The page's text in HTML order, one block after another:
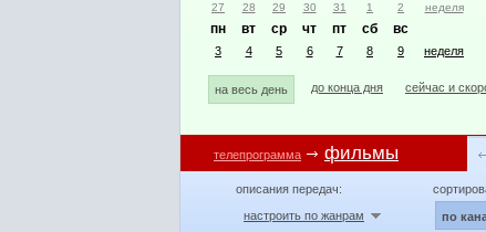
27 28 29 30 31 1 2 неделя
пн вт ср чт пт сб вс
3 4 5 6 7 8 9 неделя
на весь день до конца дня сейчас и
телепрограмма фильмы
описания передач:
настроить по жанрам
по